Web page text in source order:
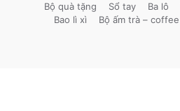
Bộ quà tặng
Sổ tay Ba lô
Bao lì xì
Bộ ấm trà – coffee